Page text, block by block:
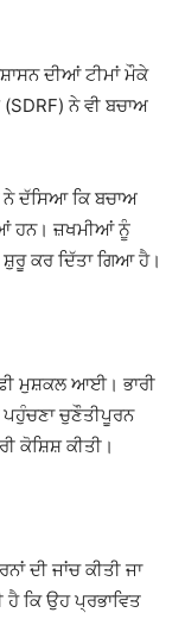
ਦੀਆਂ ਟੀਮਾਂ ਮੌਕੇ
ਨੇ ਵੀ ਬਚਾਅ
ਦੱਸਿਆ ਕਿ ਬਚਾਅ
ਹਨ। ਜ਼ਖਮੀਆਂ ਨੂੰ
ਕਰ ਦਿੱਤਾ ਗਿਆ ਹੈ।
ਮੁਸ਼ਕਲ ਆਈ। ਭਾਰੀ
ਚੁਣੌਤੀਪੂਰਨ
ਕੋਸ਼ਿਸ਼ ਕੀਤੀ।
ਦੀ ਜਾਂਚ ਕੀਤੀ ਜਾ
ਕਿ ਉਹ ਪ੍ਰਭਾਵਿਤ